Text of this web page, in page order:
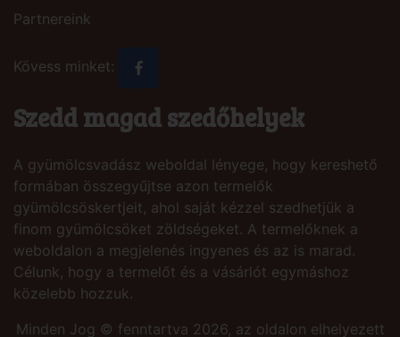
Partnereink
Kövess minket:
Szedd magad szedőhelyek
A gyümölcsvadász weboldal lényege, hogy kereshető
formában összegyűjtse azon termelők
gyümölcsöskertjeit, ahol saját kézzel szedhetjük a
finom gyümölcsöket zöldségeket. A termelőknek a
weboldalon a megjelenés ingyenes és az is marad.
Célunk, hogy a termelőt és a vásárlót egymáshoz
közelebb hozzuk.
Minden Jog © fenntartva 2026, az oldalon elhelyezett